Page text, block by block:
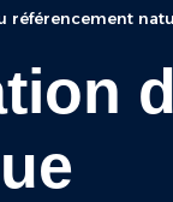
référencement